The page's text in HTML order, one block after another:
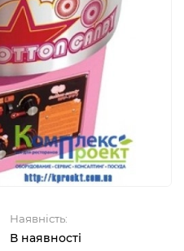
Наявність:
В наявності